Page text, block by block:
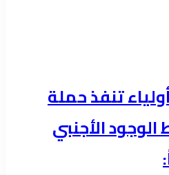
تنفذ حملة
الأجنبي